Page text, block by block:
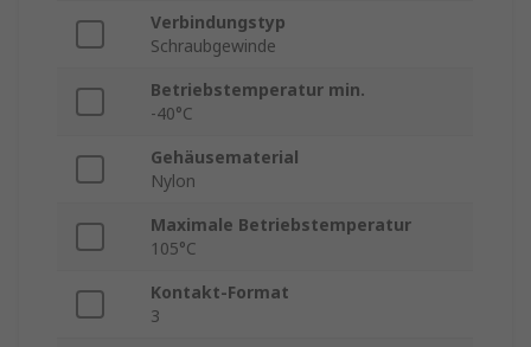
Verbindungstyp
Schraubgewinde
Betriebstemperatur min.
-40°C
Gehäusematerial
Nylon
Maximale Betriebstemperatur
105°C
Kontakt-Format
3